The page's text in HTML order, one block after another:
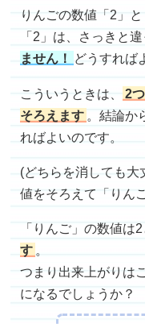
りんごの数値「2」
「2」は、さっきと
ません！
どうすれば
こういうときは、
2
そろえます
。結論か
ればよいのです。
(どちらを消しても大
値をそろえて「りん
「りんご」の数値は
す 。
つまり出来上がりは
になるでしょうか？